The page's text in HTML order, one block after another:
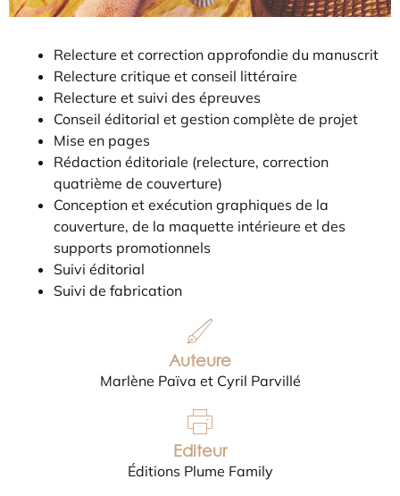
Relecture et correction approfondie du manuscrit
Relecture critique et conseil littéraire
Relecture et suivi des épreuves
Conseil éditorial et gestion complète de projet
Mise en pages
Rédaction éditoriale (relecture, correction
quatrième de couverture)
Conception et exécution graphiques de la
couverture, de la maquette intérieure et des
supports promotionnels
Suivi éditorial
Suivi de fabrication
Auteure
Marlène Païva et Cyril Parvillé
Editeur
Éditions Plume Family